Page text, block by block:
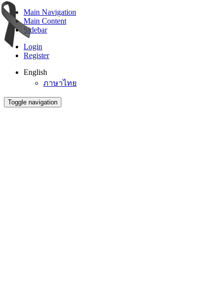
Main Navigation
Main Content
Sidebar
Login
Register
English
ภาษาไทย
Toggle navigation